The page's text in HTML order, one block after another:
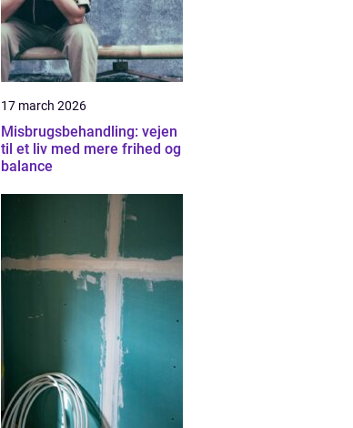
17 march 2026
Misbrugsbehandling: vejen
til et liv med mere frihed og
balance